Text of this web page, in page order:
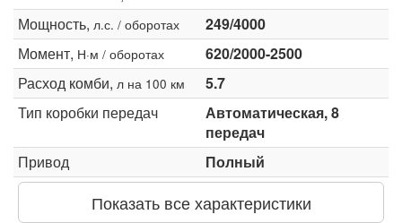
Мощность, л.с. / оборотах
249/4000
Момент, Н·м / оборотах
620/2000-2500
Расход комби, л на 100 км
5.7
Тип коробки передач
Автоматическая, 8
передач
Привод
Полный
Показать все характеристики